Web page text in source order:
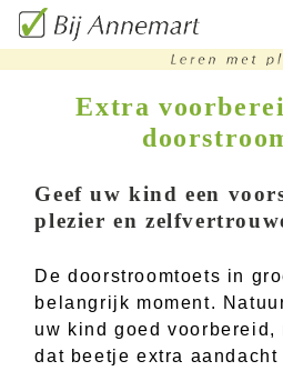
remedial
teaching
bijles
huiswerk
begeleiding
Extra
Geef uw kind een
plezier en
De doorstroomtoets in
belangrijk moment.
uw kind goed voorbereid,
dat beetje extra aandacht